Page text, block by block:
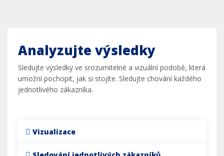
Analyzujte výsledky
Sledujte výsledky ve srozumitelné a vizuální podobě, která
umožní pochopit, jak si stojíte. Sledujte chování každého
jednotlivého zákazníka.
Vizualizace